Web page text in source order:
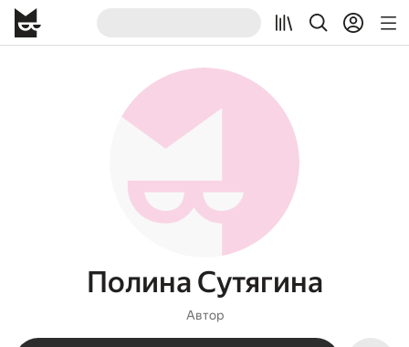
Полина Сутягина
Автор